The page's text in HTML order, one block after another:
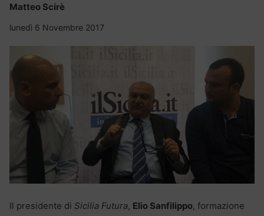
Matteo Scirè
lunedì 6 Novembre 2017
Il presidente di Sicilia Futura, Elio Sanfilippo, formazione